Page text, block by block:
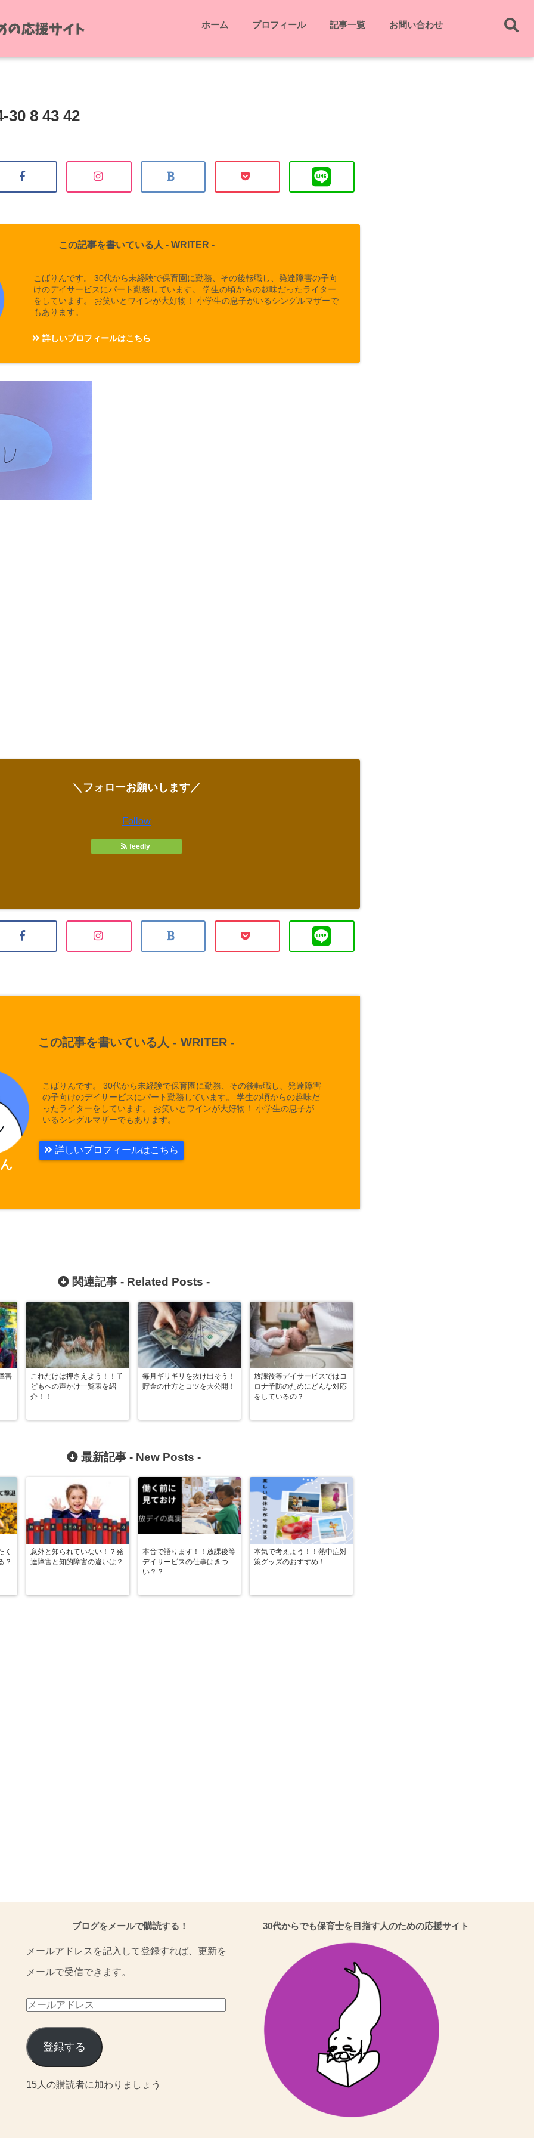
ホーム プロフィール 記事一覧 お問い合わせ
30 8 43 42
この記事を書いている人 - WRITER -
こばりんです。 30代から未経験で保育園に勤務、その後転職し、発達障害の子向
けのデイサービスにパート勤務しています。 学生の頃からの趣味だったライター
をしています。 お笑いとワインが大好物！ 小学生の息子がいるシングルマザーで
もあります。
詳しいプロフィールはこちら
＼フォローお願いします／
Follow
feedly
この記事を書いている人 - WRITER -
こばりんです。 30代から未経験で保育園に勤務、その後転職し、発達障害
の子向けのデイサービスにパート勤務しています。 学生の頃からの趣味だ
ったライターをしています。 お笑いとワインが大好物！ 小学生の息子が
いるシングルマザーでもあります。
詳しいプロフィールはこちら
関連記事 - Related Posts -
害
これだけは押さえよう！！子
どもへの声かけ一覧表を紹
介！！
毎月ギリギリを抜け出そう！
貯金の仕方とコツを大公開！
放課後等デイサービスではコ
ロナ予防のためにどんな対応
をしているの？
最新記事 - New Posts -
く
？
意外と知られていない！？発
達障害と知的障害の違いは？
本音で語ります！！放課後等
デイサービスの仕事はきつ
い？？
本気で考えよう！！熱中症対
策グッズのおすすめ！
ブログをメールで購読する！
メールアドレスを記入して登録すれば、更新を
メールで受信できます。
メ
ル
ア
ド
登録する
15人の購読者に加わりましょう
30代からでも保育士を目指す人のための応援サイト